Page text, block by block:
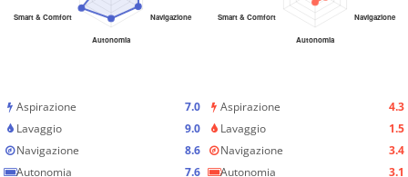
Aspirazione
7.0
Lavaggio
9.0
Navigazione
8.6
Autonomia
7.6
Aspirazione
4.3
Lavaggio
1.5
Navigazione
3.4
Autonomia
3.1